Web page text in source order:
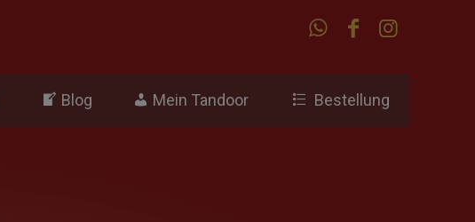
Blog Mein Tandoor Bestellung